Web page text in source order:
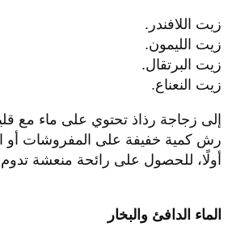
زيت اللافندر.
زيت الليمون.
زيت البرتقال.
زيت النعناع.
إلى زجاجة رذاذ تحتوي على ماء مع
رش كمية خفيفة على المفروشات أو
أولًا، للحصول على رائحة منعشة تدوم
الماء الدافئ والبخار